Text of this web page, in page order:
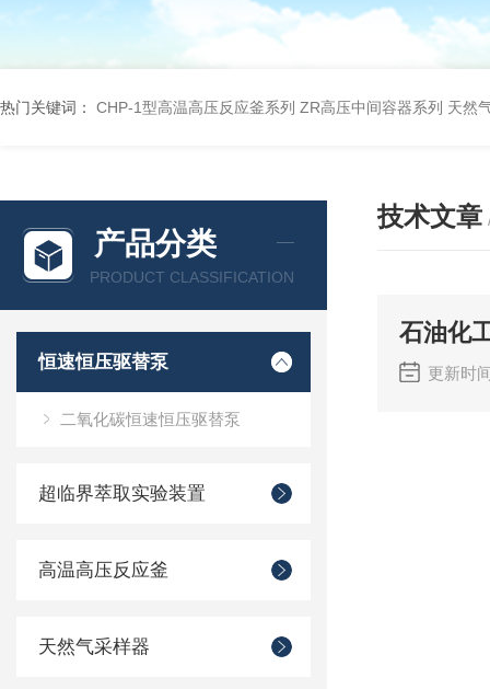
热门关键词： CHP-1型高温高压反应釜系列 ZR高压中间容器系列 天然
产品分类
PRODUCT CLASSIFICATION
恒速恒压驱替泵
二氧化碳恒速恒压驱替泵
超临界萃取实验装置
高温高压反应釜
天然气采样器
技术文章
石油化
更新时